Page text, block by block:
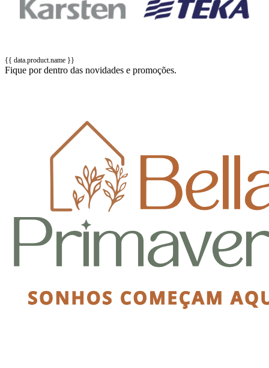
{{ data.product.name }}
Fique por dentro das novidades e promoções.